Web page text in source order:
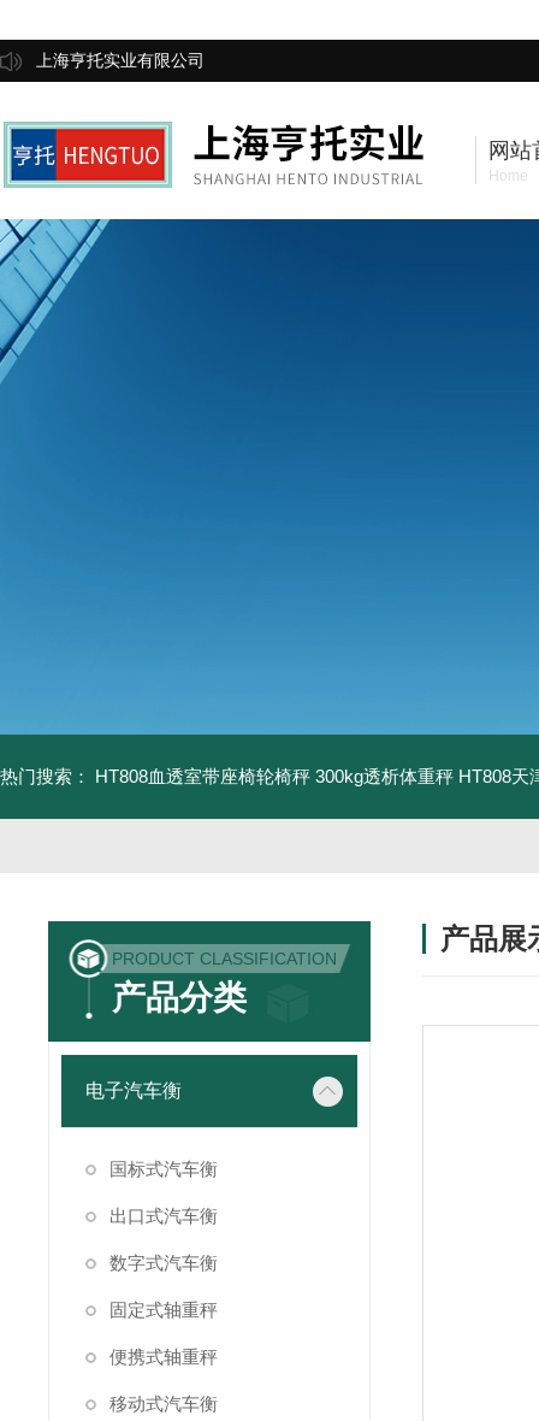
上海亨托实业有限公司
网站
Home
热门搜索： HT808血透室带座椅轮椅秤 300kg透析体重秤 HT808天
PRODUCT CLASSIFICATION
产品分类
电子汽车衡
国标式汽车衡
出口式汽车衡
数字式汽车衡
固定式轴重秤
便携式轴重秤
移动式汽车衡
产品展